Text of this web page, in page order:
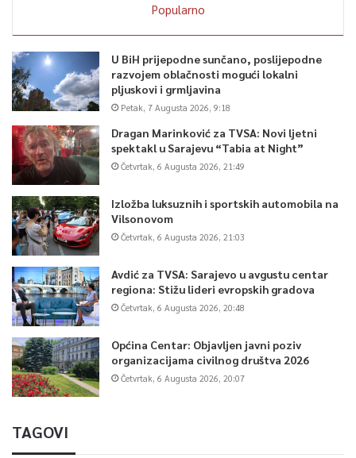
Popularno
U BiH prijepodne sunčano, poslijepodne
razvojem oblačnosti mogući lokalni
pljuskovi i grmljavina
Petak, 7 Augusta 2026, 9:18
Dragan Marinković za TVSA: Novi ljetni
spektakl u Sarajevu “Tabia at Night”
Četvrtak, 6 Augusta 2026, 21:49
Izložba luksuznih i sportskih automobila na
Vilsonovom
Četvrtak, 6 Augusta 2026, 21:03
Avdić za TVSA: Sarajevo u avgustu centar
regiona: Stižu lideri evropskih gradova
Četvrtak, 6 Augusta 2026, 20:48
Općina Centar: Objavljen javni poziv
organizacijama civilnog društva 2026
Četvrtak, 6 Augusta 2026, 20:07
TAGOVI